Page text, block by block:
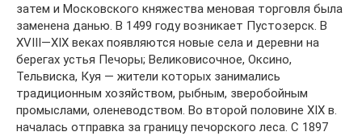
затем и Московского княжества меновая торговля была
заменена данью. В 1499 году возникает Пустозерск. В
XVIII—XIX веках появляются новые села и деревни на
берегах устья Печоры; Великовисочное, Оксино,
Тельвиска, Куя — жители которых занимались
традиционным хозяйством, рыбным, зверобойным
промыслами, оленеводством. Во второй половине XIX в.
началась отправка за границу печорского леса. С 1897